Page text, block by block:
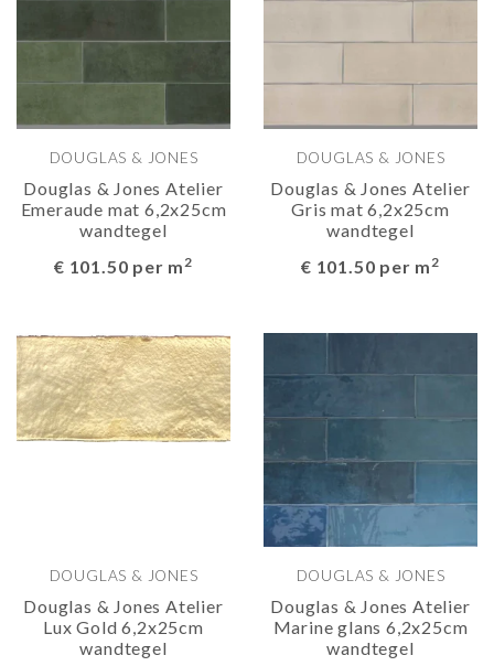
DOUGLAS & JONES
Douglas & Jones Atelier
Emeraude mat 6,2x25cm
wandtegel
€ 101.50 per m2
DOUGLAS & JONES
Douglas & Jones Atelier
Gris mat 6,2x25cm
wandtegel
€ 101.50 per m2
DOUGLAS & JONES
Douglas & Jones Atelier
Lux Gold 6,2x25cm
wandtegel
DOUGLAS & JONES
Douglas & Jones Atelier
Marine glans 6,2x25cm
wandtegel